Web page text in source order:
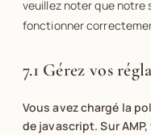
veuillez noter que notre
fonctionner
7.1 Gérez vos
Vous avez chargé la
de javascript. Sur